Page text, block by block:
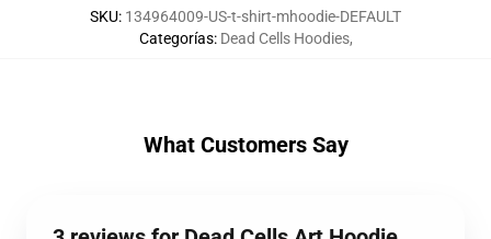
SKU: 134964009-US-t-shirt-mhoodie-DEFAULT
Categorías: Dead Cells Hoodies,
What Customers Say